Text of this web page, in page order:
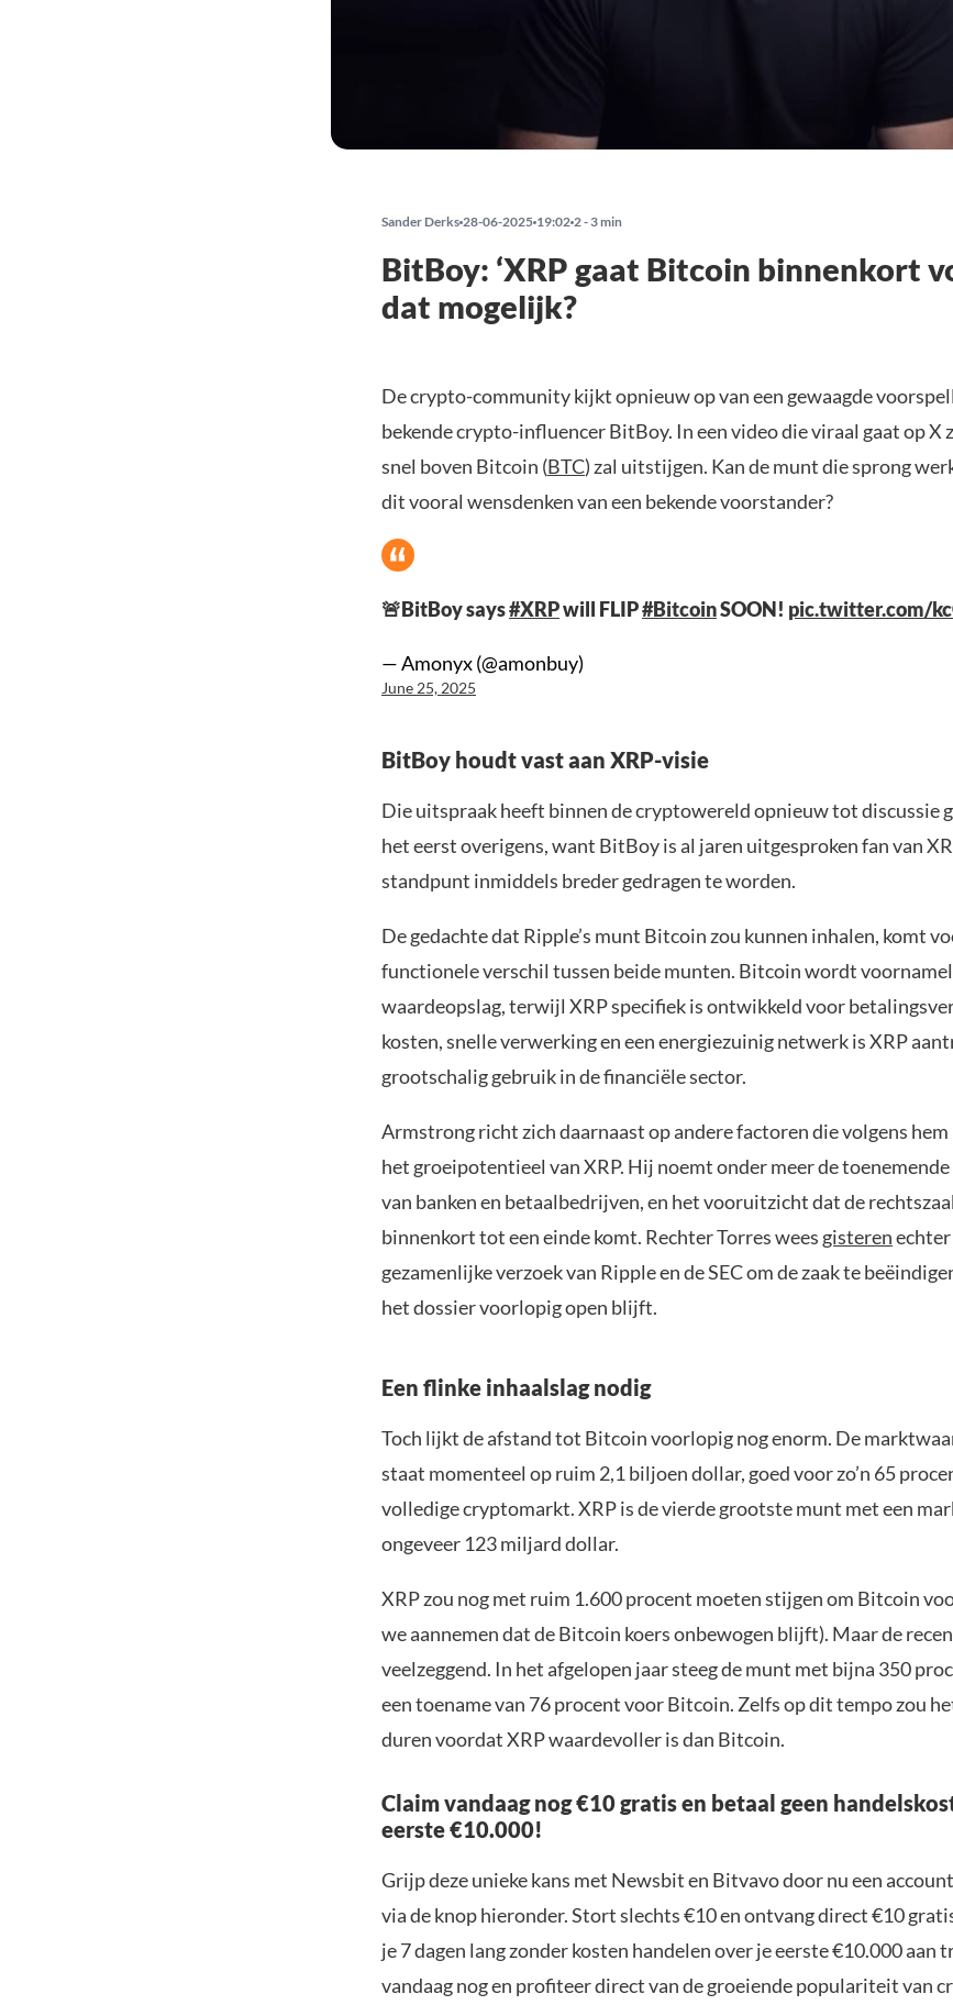
Sander Derks 28-06-2025 19:02 2 - 3 min
BitBoy: ‘XRP gaat Bitcoin binnenkort
dat mogelijk?
De crypto-community kijkt opnieuw op van een gewaagde
bekende crypto-influencer BitBoy. In een video die viraal gaat op X
snel boven Bitcoin (BTC) zal uitstijgen. Kan de munt die sprong
dit vooral wensdenken van een bekende voorstander?
🚨BitBoy says#XRPwill FLIP#BitcoinSOON! pic.twitter.com/
— Amonyx (@amonbuy)
June 25, 2025
BitBoy houdt vast aan XRP-visie
Die uitspraak heeft binnen de cryptowereld opnieuw tot discussie
het eerst overigens, want BitBoy is al jaren uitgesproken fan van
standpunt inmiddels breder gedragen te worden.
De gedachte dat Ripple’s munt Bitcoin zou kunnen inhalen, komt
functionele verschil tussen beide munten. Bitcoin wordt
waardeopslag, terwijl XRP specifiek is ontwikkeld voor
kosten, snelle verwerking en een energiezuinig netwerk is XRP
grootschalig gebruik in de financiële sector.
Armstrong richt zich daarnaast op andere factoren die volgens hem
het groeipotentieel van XRP. Hij noemt onder meer de
van banken en betaalbedrijven, en het vooruitzicht dat de
binnenkort tot een einde komt. Rechter Torres wees gisteren
gezamenlijke verzoek van Ripple en de SEC om de zaak te
het dossier voorlopig open blijft.
Een flinke inhaalslag nodig
Toch lijkt de afstand tot Bitcoin voorlopig nog enorm. De
staat momenteel op ruim 2,1 biljoen dollar, goed voor zo’n 65
volledige cryptomarkt. XRP is de vierde grootste munt met een
ongeveer 123 miljard dollar.
XRP zou nog met ruim 1.600 procent moeten stijgen om Bitcoin
we aannemen dat de Bitcoin koers onbewogen blijft). Maar de
veelzeggend. In het afgelopen jaar steeg de munt met bijna 350
een toename van 76 procent voor Bitcoin. Zelfs op dit tempo zou
duren voordat XRP waardevoller is dan Bitcoin.
Claim vandaag nog €10 gratis en betaal geen
eerste €10.000!
Grijp deze unieke kans met Newsbit en Bitvavo door nu een
via de knop hieronder. Stort slechts €10 en ontvang direct €10
je 7 dagen lang zonder kosten handelen over je eerste €10.000 aan
vandaag nog en profiteer direct van de groeiende populariteit van